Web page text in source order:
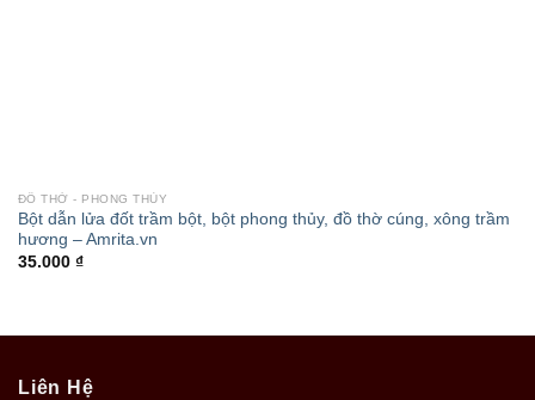
ĐỒ THỜ - PHONG THỦY
Bột dẫn lửa đốt trầm bột, bột phong thủy, đồ thờ cúng, xông trầm
hương – Amrita.vn
35.000 ₫
Liên Hệ